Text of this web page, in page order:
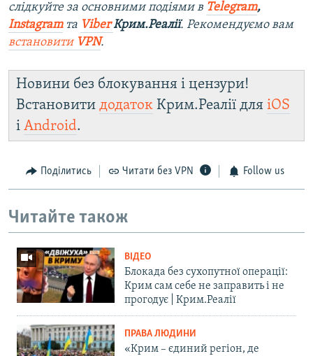
слідкуйте за основними подіями в Telegram,
Instagramта ViberКрим.Реалії. Рекомендуємо вам
встановити VPN.
Новини без блокування і цензури!
Встановити додаток Крим.Реалії для iOS
і Android.
Поділитись Читати без VPN Follow us
Читайте також
ВІДЕО
Блокада без сухопутної операції:
Крим сам себе не заправить і не
прогодує | Крим.Реалії
ПРАВА ЛЮДИНИ
«Крим – єдиний регіон, де